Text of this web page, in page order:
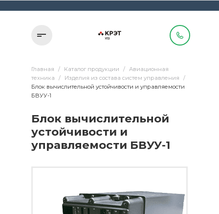
Главная / Каталог продукции / Авиационная
техника
/ Изделия из состава систем управления
/
Блок вычислительной устойчивости и управляемости
БВУУ-1
Блок вычислительной
устойчивости и
управляемости БВУУ-1